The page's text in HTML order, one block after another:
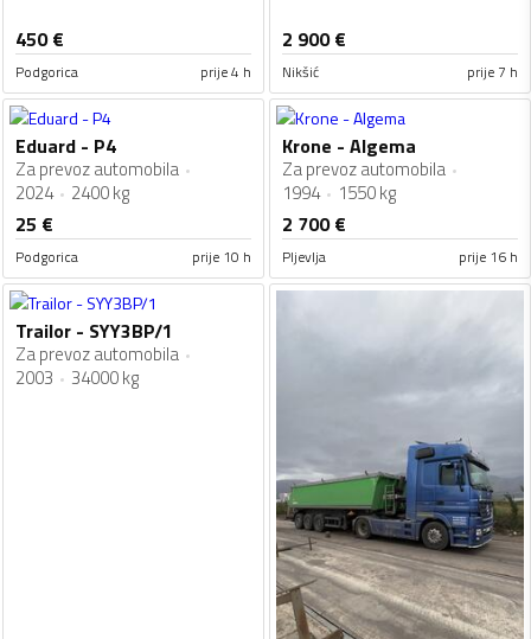
450€
Podgorica prije 4 h
2 900€
Nikšić prije 7 h
Eduard - P4
Za prevoz automobila
2024
2400 kg
25 €
Podgorica prije 10 h
Krone - Algema
Za prevoz automobila
1994
1550 kg
2 700€
Pljevlja prije 16 h
Trailor - SYY3BP/1
Za prevoz automobila
2003
34000 kg